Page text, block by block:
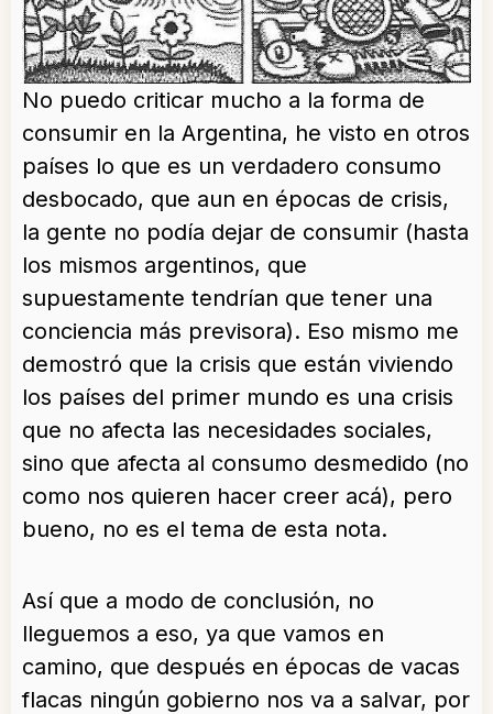
No puedo criticar mucho a la forma de
consumir en la Argentina, he visto en otros
países lo que es un verdadero consumo
desbocado, que aun en épocas de crisis,
la gente no podía dejar de consumir (hasta
los mismos argentinos, que
supuestamente tendrían que tener una
conciencia más previsora). Eso mismo me
demostró que la crisis que están viviendo
los países del primer mundo es una crisis
que no afecta las necesidades sociales,
sino que afecta al consumo desmedido (no
como nos quieren hacer creer acá), pero
bueno, no es el tema de esta nota.
Así que a modo de conclusión, no
lleguemos a eso, ya que vamos en
camino, que después en épocas de vacas
flacas ningún gobierno nos va a salvar, por